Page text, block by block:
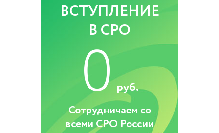
ВСТУПЛЕНИЕ
В СРО
0 руб.
Сотрудничаем со
всеми СРО России